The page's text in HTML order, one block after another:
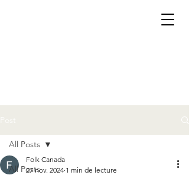
All Posts
All Posts
Folk Canada
27 nov. 2024 1 min de lecture